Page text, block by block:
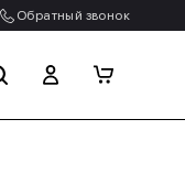
Обратный звонок